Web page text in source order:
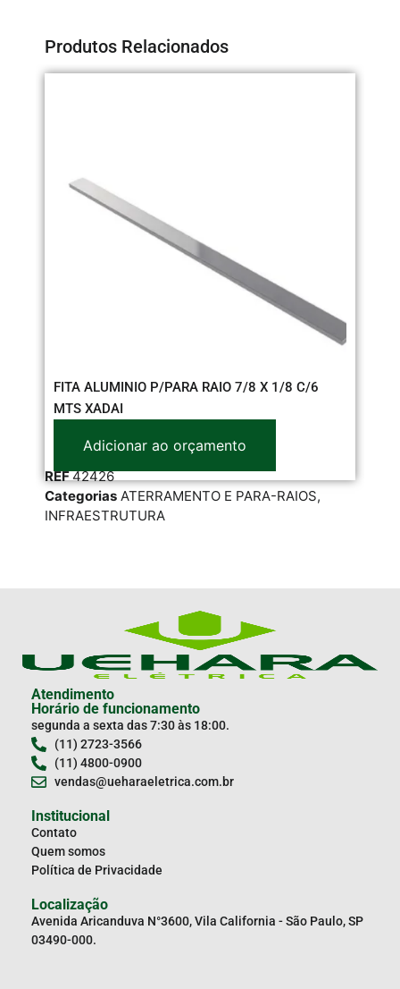
Produtos Relacionados
FITA ALUMINIO P/PARA RAIO 7/8 X 1/8 C/6
MTS XADAI
Adicionar ao orçamento
REF42426
Categorias ATERRAMENTO E PARA-RAIOS,
INFRAESTRUTURA
Atendimento
Horário de funcionamento
segunda a sexta das 7:30 às 18:00.
(11) 2723-3566
(11) 4800-0900
vendas@ueharaeletrica.com.br
Institucional
Contato
Quem somos
Política de Privacidade
Localização
Avenida Aricanduva N°3600, Vila California - São Paulo, SP
03490-000.